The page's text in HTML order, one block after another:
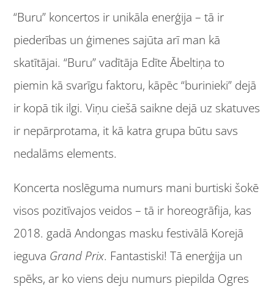
“Buru” koncertos ir unikāla enerģija – tā ir
piederības un ģimenes sajūta arī man kā
skatītājai. “Buru” vadītāja Edīte Ābeltiņa to
piemin kā svarīgu faktoru, kāpēc “burinieki” dejā
ir kopā tik ilgi. Viņu ciešā saikne dejā uz skatuves
ir nepārprotama, it kā katra grupa būtu savs
nedalāms elements.
Koncerta noslēguma numurs mani burtiski šokē
visos pozitīvajos veidos – tā ir horeogrāfija, kas
2018. gadā Andongas masku festivālā Korejā
ieguva Grand Prix. Fantastiski! Tā enerģija un
spēks, ar ko viens deju numurs piepilda Ogres